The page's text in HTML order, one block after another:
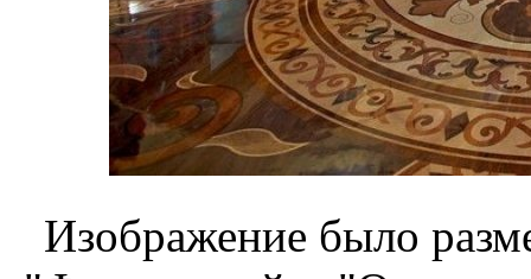
Изображение было